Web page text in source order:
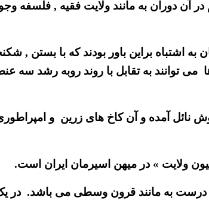
آن دوران به مانند ولایت فقیه , فلسفه
اشتباه براین باور بودند که با
توانند به تقابل با روند روبه رشد سه
نائل آمده و آن کاخ های زرین و
ولایت » در میهن اسیرمان ایران است.
درست به مانند قرون وسطی می باشد. در